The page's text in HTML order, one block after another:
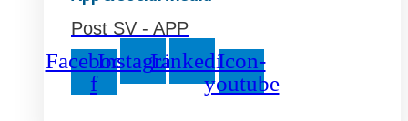
Post SV - APP
Facebook-
f
InstagramLinkedinIcon-
youtube